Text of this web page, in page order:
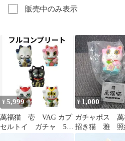
販売中のみ表示
¥ 5,999
萬福猫 壱 VAG カプ
セルトイ ガチャ 5種
¥1,000
ガチャポス
招き猫 雅 照